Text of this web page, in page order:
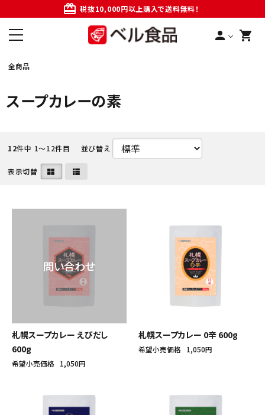
card_giftcard 税抜10,000円以上購入で送料無料！
person shopping_cart
全商品
スープカレーの素
12件中 1〜12件目 並び替え
表示切替
札幌スープカレー えびだし
600g
希望小売価格 1,050円
札幌スープカレー 0辛 600g
希望小売価格 1,050円